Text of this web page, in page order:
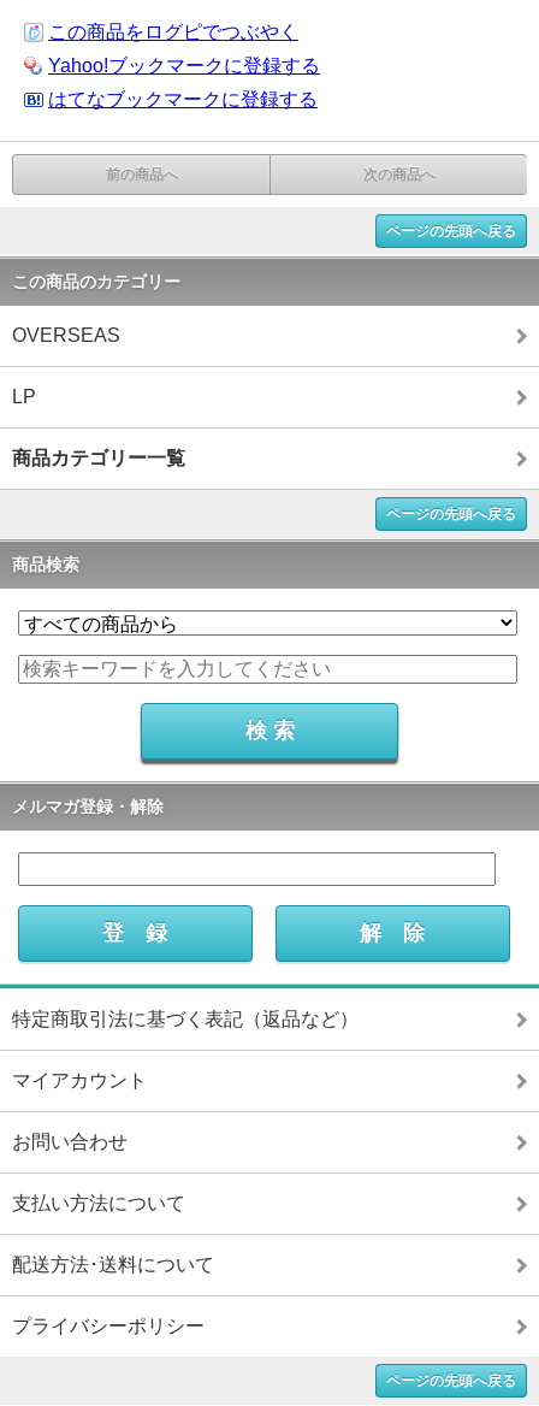
この商品をログピでつぶやく
Yahoo!ブックマークに登録する
はてなブックマークに登録する
前の商品へ 次の商品へ
ページの先頭へ戻る
この商品のカテゴリー
OVERSEAS
LP
商品カテゴリー一覧
ページの先頭へ戻る
商品検索
メルマガ登録・解除
特定商取引法に基づく表記（返品など）
マイアカウント
お問い合わせ
支払い方法について
配送方法･送料について
プライバシーポリシー
ページの先頭へ戻る